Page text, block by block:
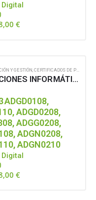
Digital
€
Y GESTIÓN CERTIFICADOS DE PROFESIONALIDAD
APLICACIONES INFORMÁTICAS DE TRATAMIENTO DE TEXTOS
ADGD0108,
ADGD0208,
ADGG0208,
ADGN0208,
ADGN0210
Digital
€